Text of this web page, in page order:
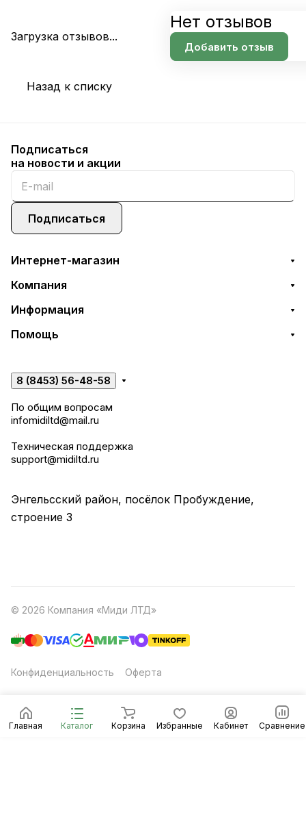
Загрузка отзывов...
Нет отзывов
Добавить отзыв
Назад к списку
Главная Каталог Корзина Избранные Кабинет Сравнение
Подписаться
на новости и акции
Подписаться
Интернет-магазин
Компания
Информация
Помощь
8 (8453) 56-48-58
По общим вопросам
infomidiltd@mail.ru
Техническая поддержка
support@midiltd.ru
Энгельсский район, посёлок Пробуждение,
строение 3
© 2026 Компания «Миди ЛТД»
Конфиденциальность Оферта